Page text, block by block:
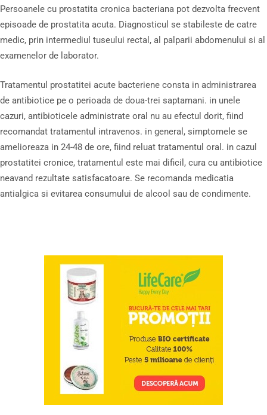
Persoanele cu prostatita cronica bacteriana pot dezvolta frecvent
episoade de prostatita acuta. Diagnosticul se stabileste de catre
medic, prin intermediul tuseului rectal, al palparii abdomenului si al
examenelor de laborator.
Tratamentul prostatitei acute bacteriene consta in administrarea
de antibiotice pe o perioada de doua-trei saptamani. in unele
cazuri, antibioticele administrate oral nu au efectul dorit, fiind
recomandat tratamentul intravenos. in general, simptomele se
amelioreaza in 24-48 de ore, fiind reluat tratamentul oral. in cazul
prostatitei cronice, tratamentul este mai dificil, cura cu antibiotice
neavand rezultate satisfacatoare. Se recomanda medicatia
antialgica si evitarea consumului de alcool sau de condimente.